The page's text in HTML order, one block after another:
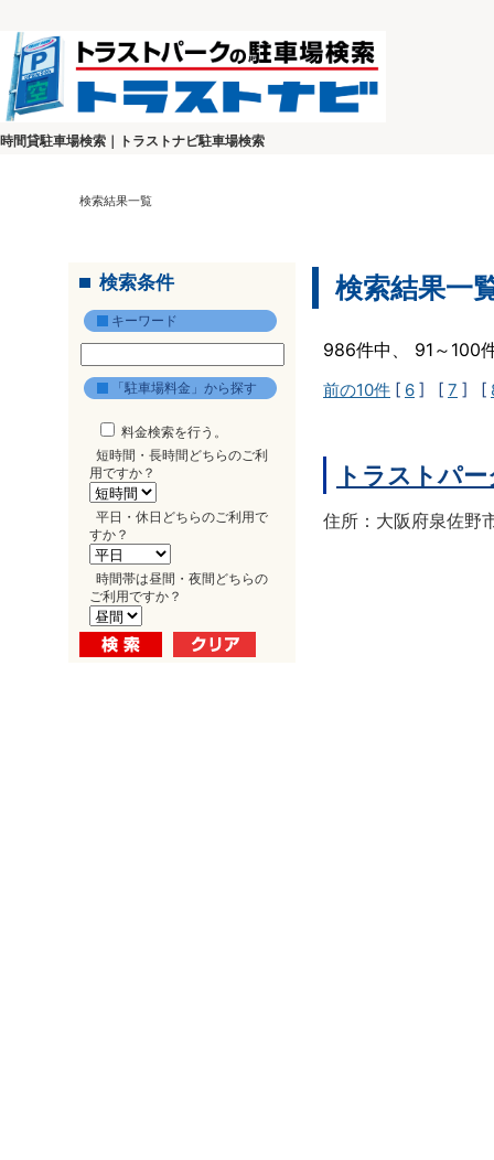
時間貸駐車場検索｜トラストナビ駐車場検索
検索結果一覧
検索条件
キーワード
「駐車場料金」から探す
料金検索を行う。
短時間・長時間どちらのご利
用ですか？
平日・休日どちらのご利用で
すか？
時間帯は昼間・夜間どちらの
ご利用ですか？
検索結果一
986件中、 91～100
前の10件 [ 6 ] [ 7 ] [
トラストパ
住所：大阪府泉佐野